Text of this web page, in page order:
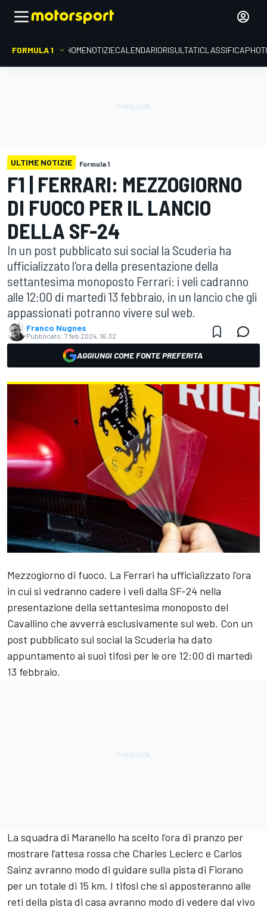
FORMULA 1 HOMENOTIZIECALENDARIORISULTATICLASSIFICA
ULTIME NOTIZIE Formula 1
F1 | FERRARI: MEZZOGIORNO
DI FUOCO PER IL LANCIO
DELLA SF-24
In un post pubblicato sui social la Scuderia ha
ufficializzato l'ora della presentazione della
settantesima monoposto Ferrari: i veli cadranno
alle 12:00 di martedì 13 febbraio, in un lancio che gli
appassionati potranno vivere sul web.
Franco Nugnes
Pubblicato: 7 feb 2024, 16:32
AGGIUNGI COME FONTE PREFERITA
Mezzogiorno di fuoco. La Ferrari ha ufficializzato l’ora
in cui si vedranno cadere i veli dalla SF-24 nella
presentazione della settantesima monoposto del
Cavallino che avverrà esclusivamente sul web. Con un
post pubblicato sui social la Scuderia ha dato
appuntamento ai suoi tifosi per le ore 12:00 di martedì
13 febbraio.
La squadra di Maranello ha scelto l’ora di pranzo per
mostrare l’attesa rossa che Charles Leclerc e Carlos
Sainz avranno modo di guidare sulla pista di Fiorano
per un totale di 15 km. I tifosi che si apposteranno alle
reti della pista di casa avranno modo di vedere dal vivo